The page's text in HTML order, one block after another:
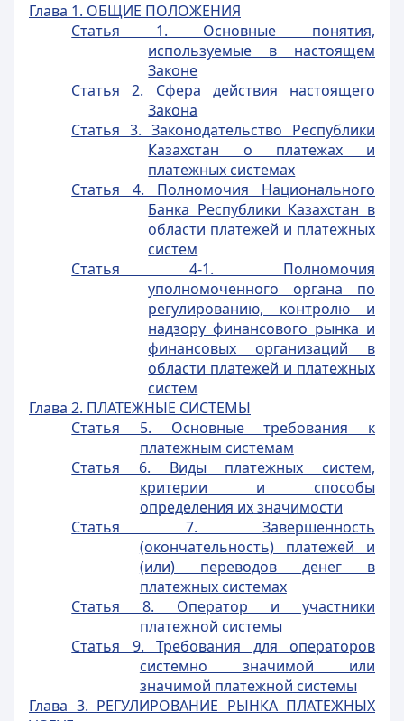
Глава 1. ОБЩИЕ ПОЛОЖЕНИЯ
Статья 1. Основные понятия,
используемые в настоящем
Законе
Статья 2. Сфера действия настоящего
Закона
Статья 3. Законодательство Республики
Казахстан о платежах и
платежных системах
Статья 4. Полномочия Национального
Банка Республики Казахстан в
области платежей и платежных
систем
Статья 4-1. Полномочия
уполномоченного органа по
регулированию, контролю и
надзору финансового рынка и
финансовых организаций в
области платежей и платежных
систем
Глава 2. ПЛАТЕЖНЫЕ СИСТЕМЫ
Статья 5. Основные требования к
платежным системам
Статья 6. Виды платежных систем,
критерии и способы
определения их значимости
Статья 7. Завершенность
(окончательность) платежей и
(или) переводов денег в
платежных системах
Статья 8. Оператор и участники
платежной системы
Статья 9. Требования для операторов
системно значимой или
значимой платежной системы
Глава 3. РЕГУЛИРОВАНИЕ РЫНКА ПЛАТЕЖНЫХ